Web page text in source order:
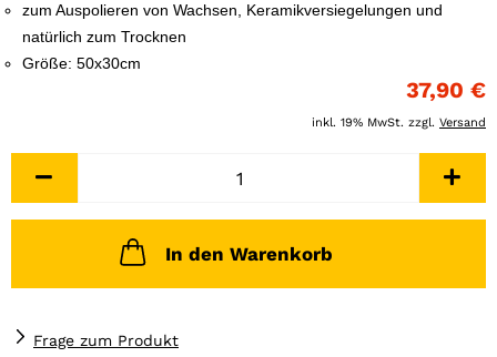
zum Auspolieren von Wachsen, Keramikversiegelungen und
natürlich zum Trocknen
Größe: 50x30cm
37,90 €
inkl. 19% MwSt. zzgl. Versand
In den Warenkorb
Frage zum Produkt